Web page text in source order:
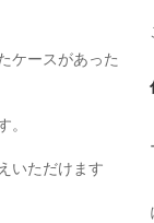
ケースがあった
。
いただけます